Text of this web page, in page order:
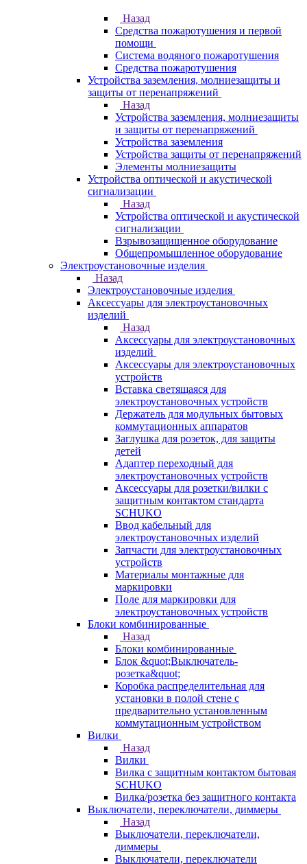
Назад
Средства пожаротушения и первой
помощи
Система водяного пожаротушения
Средства пожаротушения
Устройства заземления, молниезащиты и
защиты от перенапряжений
Назад
Устройства заземления, молниезащиты
и защиты от перенапряжений
Устройства заземления
Устройства защиты от перенапряжений
Элементы молниезащиты
Устройства оптической и акустической
сигнализации
Назад
Устройства оптической и акустической
сигнализации
Взрывозащищенное оборудование
Общепромышленное оборудование
Электроустановочные изделия
Назад
Электроустановочные изделия
Аксессуары для электроустановочных
изделий
Назад
Аксессуары для электроустановочных
изделий
Аксессуары для электроустановочных
устройств
Вставка светящаяся для
электроустановочных устройств
Держатель для модульных бытовых
коммутационных аппаратов
Заглушка для розеток, для защиты
детей
Адаптер переходный для
электроустановочных устройств
Аксессуары для розетки/вилки с
защитным контактом стандарта
SCHUKO
Ввод кабельный для
электроустановочных изделий
Запчасти для электроустановочных
устройств
Материалы монтажные для
маркировки
Поле для маркировки для
электроустановочных устройств
Блоки комбинированные
Назад
Блоки комбинированные
Блок &quot;Выключатель-
розетка&quot;
Коробка распределительная для
установки в полой стене с
предварительно установленным
коммутационным устройством
Вилки
Назад
Вилки
Вилка с защитным контактом бытовая
SCHUKO
Вилка/розетка без защитного контакта
Выключатели, переключатели, диммеры
Назад
Выключатели, переключатели,
диммеры
Выключатели, переключатели